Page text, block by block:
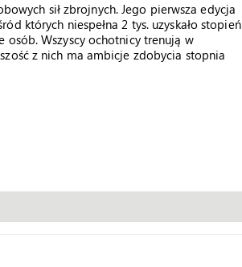
sił zbrojnych. Jego pierwsza edycja
których niespełna 2 tys. uzyskało stopień
osób. Wszyscy ochotnicy trenują w
z nich ma ambicje zdobycia stopnia